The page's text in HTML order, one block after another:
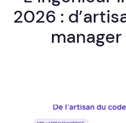
2026 :
manager